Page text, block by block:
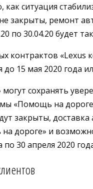
ситуация
закрыты, ремонт
по 30.04.20 будет
контрактов
15 мая 2020 года
сохранять
«Помощь на
закрыты,
дороге» и
30 апреля 2020